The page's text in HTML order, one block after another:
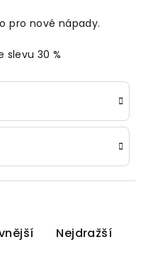
pro nové nápady.
slevu 30 %
Nejdražší